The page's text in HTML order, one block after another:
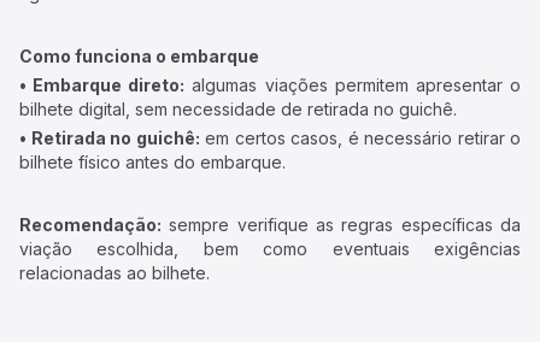
Como funciona o embarque
• Embarque direto: algumas viações permitem apresentar o
bilhete digital, sem necessidade de retirada no guichê.
• Retirada no guichê: em certos casos, é necessário retirar o
bilhete físico antes do embarque.
Recomendação: sempre verifique as regras específicas da
viação escolhida, bem como eventuais exigências
relacionadas ao bilhete.